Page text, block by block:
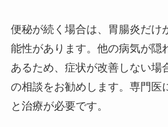
便秘が続く場合は、胃腸炎だけ
能性があります。他の病気が隠
あるため、症状が改善しない場
の相談をお勧めします。専門医
と治療が必要です。